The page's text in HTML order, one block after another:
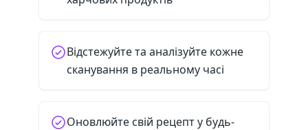
Відстежуйте та аналізуйте кожне
сканування в реальному часі
Оновлюйте свій рецепт у будь-